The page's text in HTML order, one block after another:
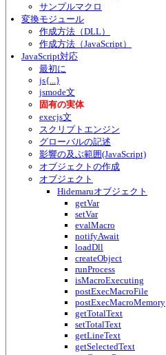
サンプルマクロ
変換モジュール
作成方法（DLL）
作成方法（JavaScript）
JavaScript対応
最初に
js{...}
jsmode文
固有の実体
execjs文
スクリプトエンジン
グローバルの記述
影響の及ぶ範囲(JavaScript)
オブジェクトの作成
オブジェクト
Hidemaruオブジェクト
getVar
setVar
evalMacro
notifyAwait
loadDll
createObject
runProcess
isMacroExecuting
postExecMacroFile
postExecMacroMemory
getTotalText
setTotalText
getLineText
getSelectedText